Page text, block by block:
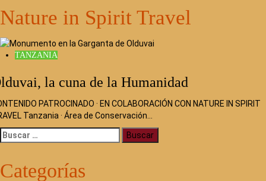
Nature in Spirit Travel
TANZANIA
la cuna de la Humanidad
PATROCINADO · EN COLABORACIÓN CON NATURE IN SPIRIT
Tanzania · Área de Conservación…
Buscar:
Categorías